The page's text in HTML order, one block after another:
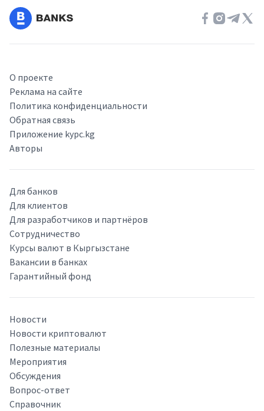
О проекте
Реклама на сайте
Политика конфиденциальности
Обратная связь
Приложение kypc.kg
Авторы
Для банков
Для клиентов
Для разработчиков и партнёров
Сотрудничество
Курсы валют в Кыргызстане
Вакансии в банках
Гарантийный фонд
Новости
Новости криптовалют
Полезные материалы
Мероприятия
Обсуждения
Вопрос-ответ
Справочник